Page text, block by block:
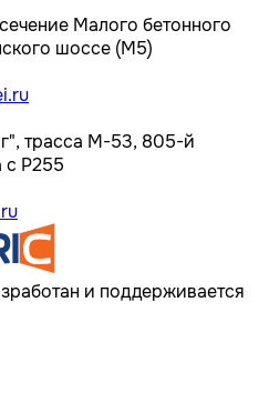
Малого бетонного
шоссе (М5)
трасса M-53, 805-й
с Р255
и поддерживается